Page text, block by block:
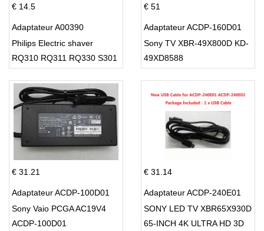
€ 14.5
Adaptateur A00390
Philips Electric shaver
RQ310 RQ311 RQ330 S301
€ 51
Adaptateur ACDP-160D01
Sony TV XBR-49X800D KD-
49XD8588
€ 31.21
Adaptateur ACDP-100D01
Sony Vaio PCGA AC19V4
ACDP-100D01
€ 31.14
Adaptateur ACDP-240E01
SONY LED TV XBR65X930D
65-INCH 4K ULTRA HD 3D